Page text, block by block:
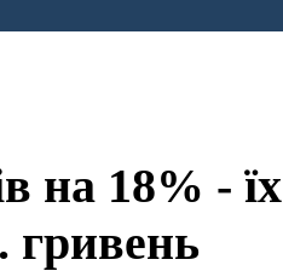
на 18% - їх
гривень